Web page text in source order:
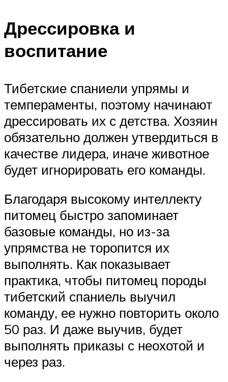
Дрессировка и
воспитание
Тибетские спаниели упрямы и
темпераменты, поэтому начинают
дрессировать их с детства. Хозяин
обязательно должен утвердиться в
качестве лидера, иначе животное
будет игнорировать его команды.
Благодаря высокому интеллекту
питомец быстро запоминает
базовые команды, но из-за
упрямства не торопится их
выполнять. Как показывает
практика, чтобы питомец породы
тибетский спаниель выучил
команду, ее нужно повторить около
50 раз. И даже выучив, будет
выполнять приказы с неохотой и
через раз.